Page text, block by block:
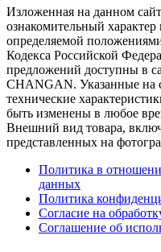
Изложенная на данном
ознакомительный
определяемой
Кодекса Российской
предложений доступны в
CHANGAN. Указанные на
технические
быть изменены в любое
Внешний вид товара,
представленных на
Политика в
данных
Политика
Согласие на
Соглашение об